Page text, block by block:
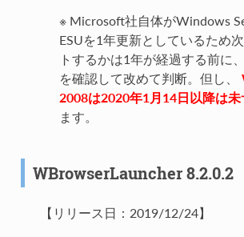
※ Microsoft社自体がWindows
ESUを1年更新としているため
トするかは1年が経過する前に
を確認して改めて判断。但し、
2008は2020年1月14日以降は未
ます。
WBrowserLauncher 8.2.0.2
【リリース日：2019/12/24】